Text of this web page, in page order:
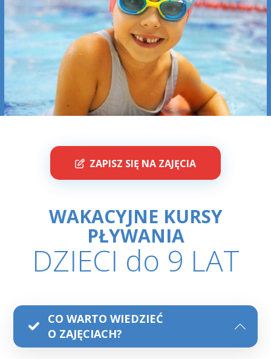
ZAPISZ SIĘ NA ZAJĘCIA
WAKACYJNE KURSY
PŁYWANIA
DZIECI do 9 LAT
CO WARTO WIEDZIEĆ
O ZAJĘCIACH?